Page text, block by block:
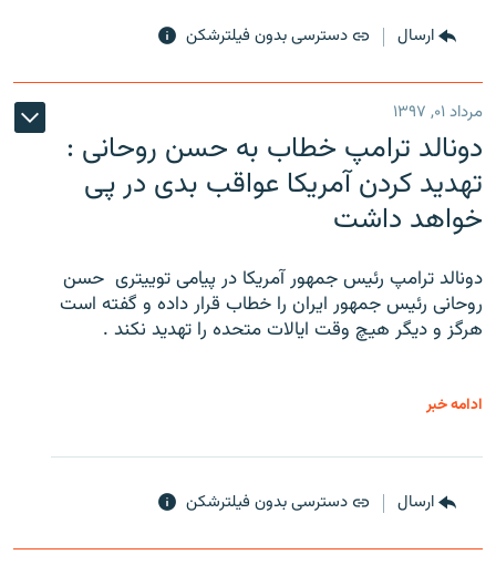
ارسال دسترسی بدون فیلترشکن
مرداد ۰۱, ۱۳۹۷
دونالد ترامپ خطاب به حسن روحانی :
تهدید کردن آمریکا عواقب بدی در پی
خواهد داشت
دونالد ترامپ رئیس جمهور آمریکا در پیامی توییتری ‌ حسن
روحانی رئیس جمهور ایران را خطاب قرار داده و گفته است
هرگز و دیگر هیچ وقت ایالات متحده را تهدید نکند .
ادامه خبر
ارسال دسترسی بدون فیلترشکن